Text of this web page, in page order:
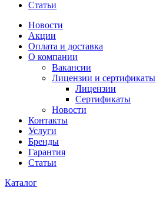
Статьи
Новости
Акции
Оплата и доставка
О компании
Вакансии
Лицензии и сертификаты
Лицензии
Сертификаты
Новости
Контакты
Услуги
Бренды
Гарантия
Статьи
Каталог